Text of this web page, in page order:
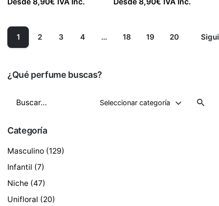
¿Qué perfume buscas?
Buscar
Seleccionar categoría
Categoría
Masculino (129)
Infantil (7)
Niche (47)
Unifloral (20)
1 2 3 4 … 18 19 20